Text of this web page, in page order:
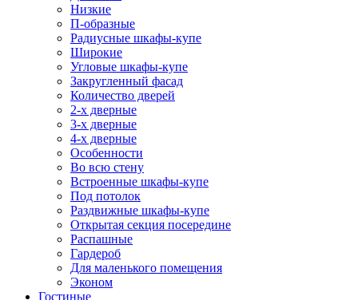
Низкие
П-образные
Радиусные шкафы-купе
Широкие
Угловые шкафы-купе
Закругленный фасад
Количество дверей
2-х дверные
3-х дверные
4-х дверные
Особенности
Во всю стену
Встроенные шкафы-купе
Под потолок
Раздвижные шкафы-купе
Открытая секция посередине
Распашные
Гардероб
Для маленького помещения
Эконом
Гостиные